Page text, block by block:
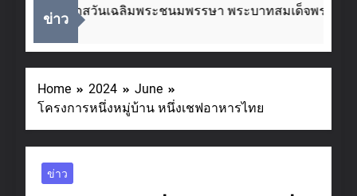
ข่าว
นื่องในโอกาสวันเฉลิมพระชนมพรรษา พระบาทสมเด็จพระเจ้า
Home 2024
June
โครงการหนึ่งหมู่บ้าน หนึ่งเชฟอาหารไทย
ข่าว